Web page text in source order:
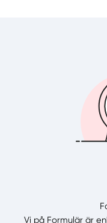
Vi på Formulär är